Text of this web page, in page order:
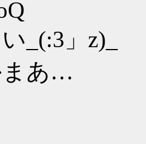
_(:3」z)_
まあ…